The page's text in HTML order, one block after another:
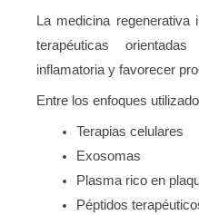
La medicina regenerativa
terapéuticas
inflamatoria y favorecer
Entre los enfoques
Terapias celulares
Exosomas
Plasma rico en
Péptidos